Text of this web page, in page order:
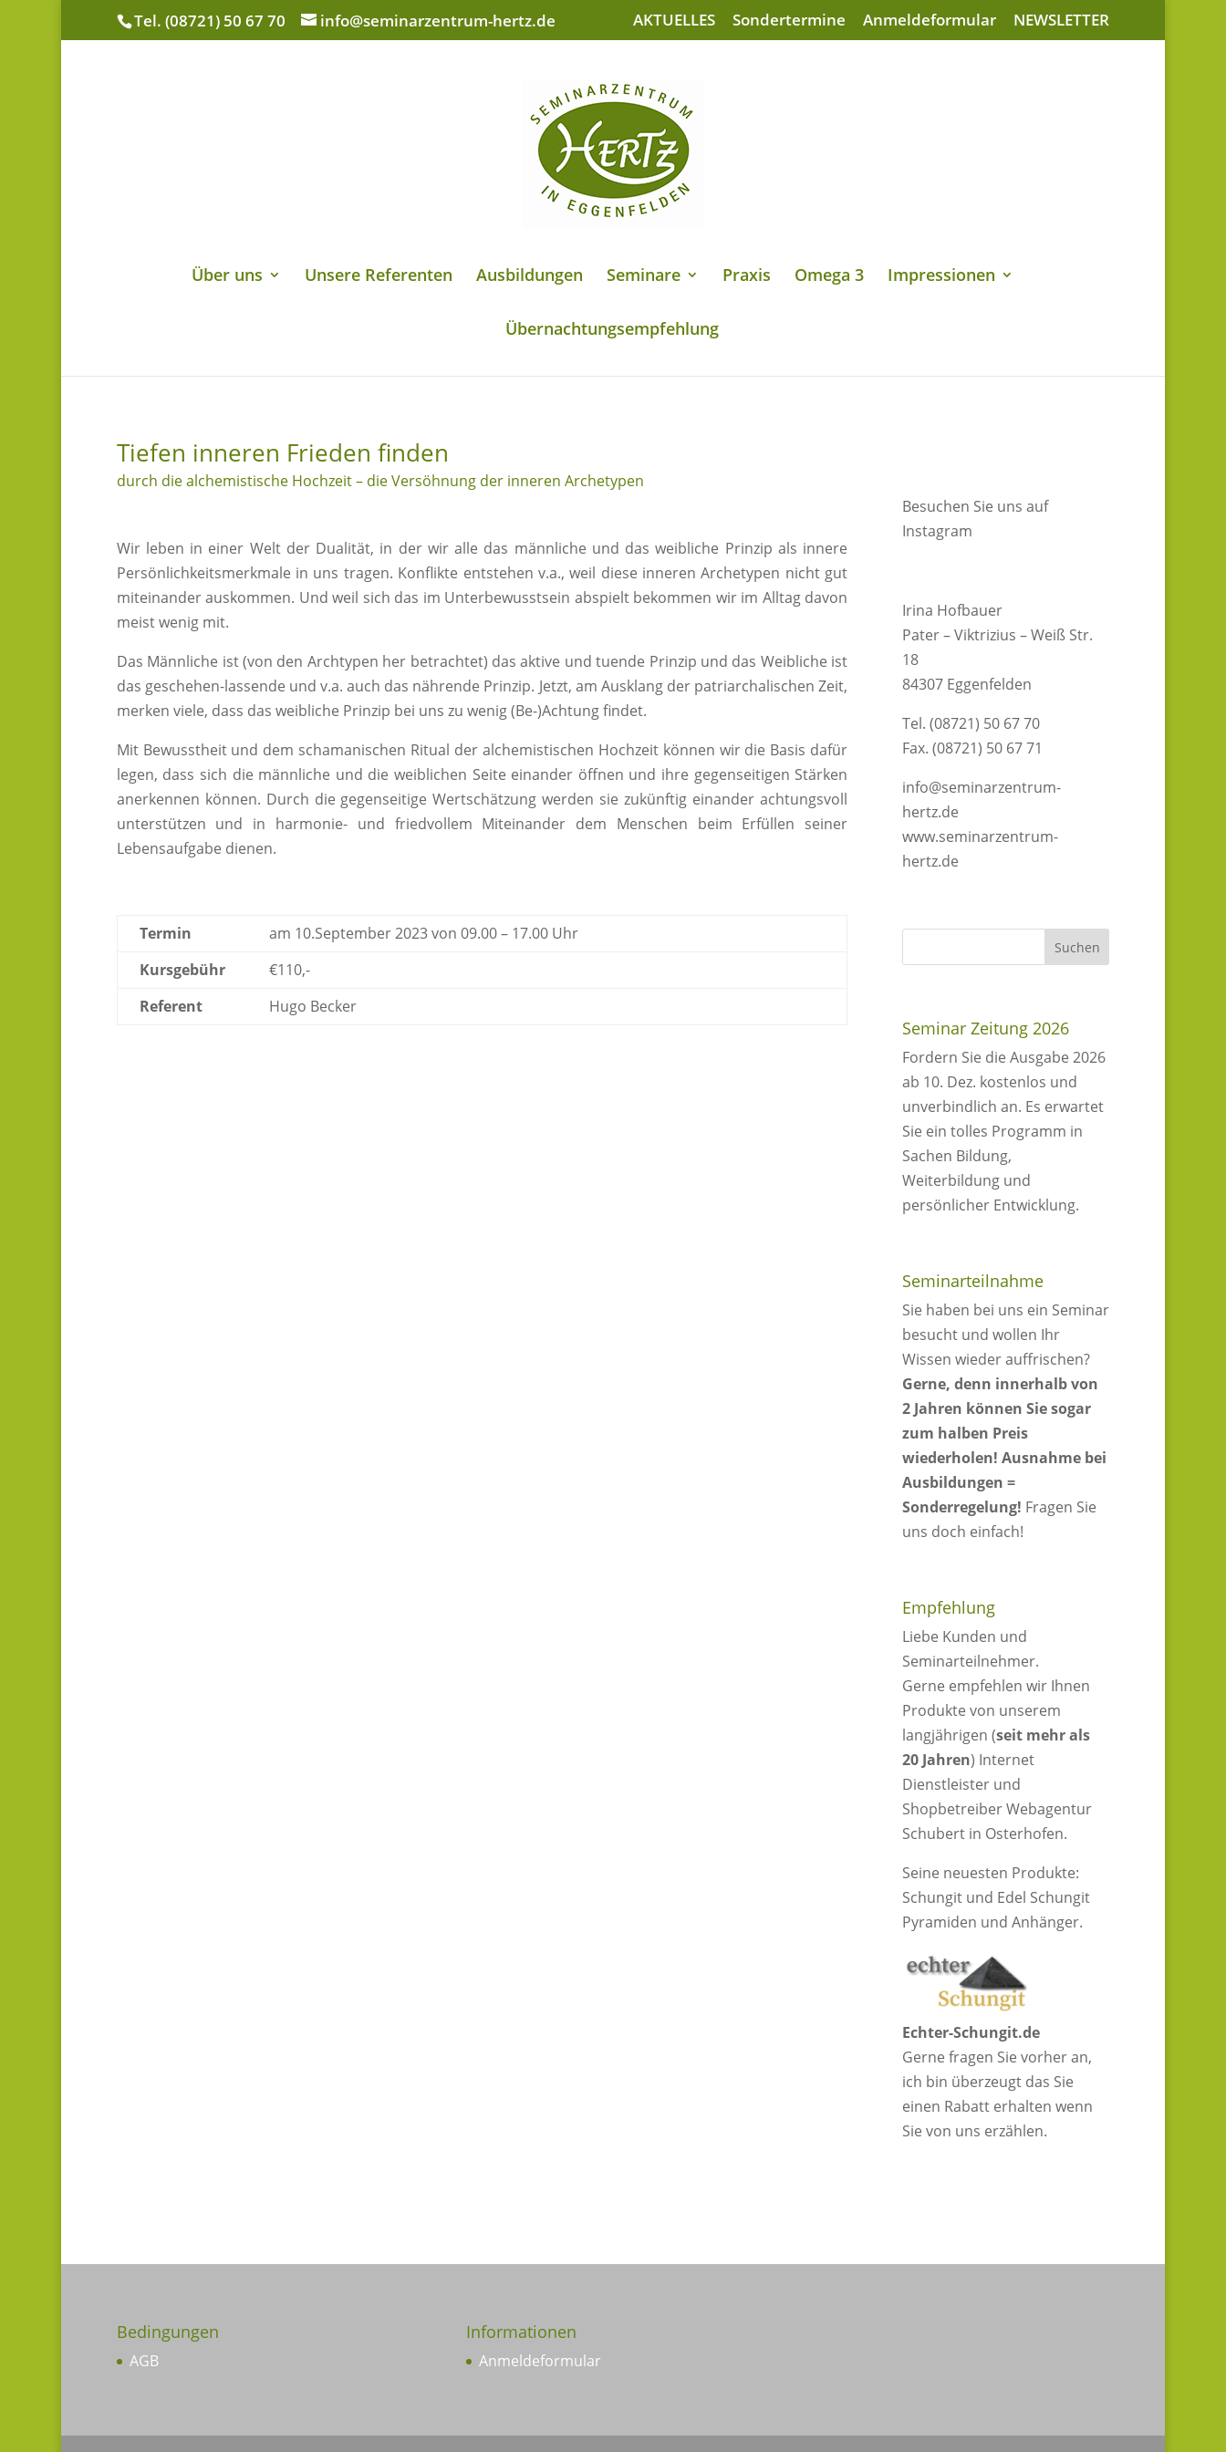
Tel. (08721) 50 67 70 info@seminarzentrum-hertz.de AKTUELLES Sondertermine Anmeldeformular NEWSLETTER
Über uns Unsere Referenten Ausbildungen Seminare Praxis Omega 3 Impressionen
Übernachtungsempfehlung
Tiefen inneren Frieden finden
durch die alchemistische Hochzeit – die Versöhnung der inneren Archetypen
Wir leben in einer Welt der Dualität, in der wir alle das männliche und das weibliche Prinzip als innere
Persönlichkeitsmerkmale in uns tragen. Konflikte entstehen v.a., weil diese inneren Archetypen nicht gut
miteinander auskommen. Und weil sich das im Unterbewusstsein abspielt bekommen wir im Alltag davon
meist wenig mit.
Das Männliche ist (von den Archtypen her betrachtet) das aktive und tuende Prinzip und das Weibliche ist
das geschehen-lassende und v.a. auch das nährende Prinzip. Jetzt, am Ausklang der patriarchalischen Zeit,
merken viele, dass das weibliche Prinzip bei uns zu wenig (Be-)Achtung findet.
Mit Bewusstheit und dem schamanischen Ritual der alchemistischen Hochzeit können wir die Basis dafür
legen, dass sich die männliche und die weiblichen Seite einander öffnen und ihre gegenseitigen Stärken
anerkennen können. Durch die gegenseitige Wertschätzung werden sie zukünftig einander achtungsvoll
unterstützen und in harmonie- und friedvollem Miteinander dem Menschen beim Erfüllen seiner
Lebensaufgabe dienen.
Termin
am 10.September 2023 von 09.00 – 17.00 Uhr
Kursgebühr
€110,-
Referent
Hugo Becker
Besuchen Sie uns auf
Instagram
Irina Hofbauer
Pater – Viktrizius – Weiß Str.
18
84307 Eggenfelden
Tel. (08721) 50 67 70
Fax. (08721) 50 67 71
info@seminarzentrum-
hertz.de
www.seminarzentrum-
hertz.de
Seminar Zeitung 2026
Fordern Sie die Ausgabe 2026
ab 10. Dez. kostenlos und
unverbindlich an. Es erwartet
Sie ein tolles Programm in
Sachen Bildung,
Weiterbildung und
persönlicher Entwicklung.
Seminarteilnahme
Sie haben bei uns ein Seminar
besucht und wollen Ihr
Wissen wieder auffrischen?
Gerne, denn innerhalb von
2 Jahren können Sie sogar
zum halben Preis
wiederholen! Ausnahme bei
Ausbildungen =
Sonderregelung! Fragen Sie
uns doch einfach!
Empfehlung
Liebe Kunden und
Seminarteilnehmer.
Gerne empfehlen wir Ihnen
Produkte von unserem
langjährigen (seit mehr als
20 Jahren) Internet
Dienstleister und
Shopbetreiber Webagentur
Schubert in Osterhofen.
Seine neuesten Produkte:
Schungit und Edel Schungit
Pyramiden und Anhänger.
Echter-Schungit.de
Gerne fragen Sie vorher an,
ich bin überzeugt das Sie
einen Rabatt erhalten wenn
Sie von uns erzählen.
Bedingungen
AGB
Informationen
Anmeldeformular